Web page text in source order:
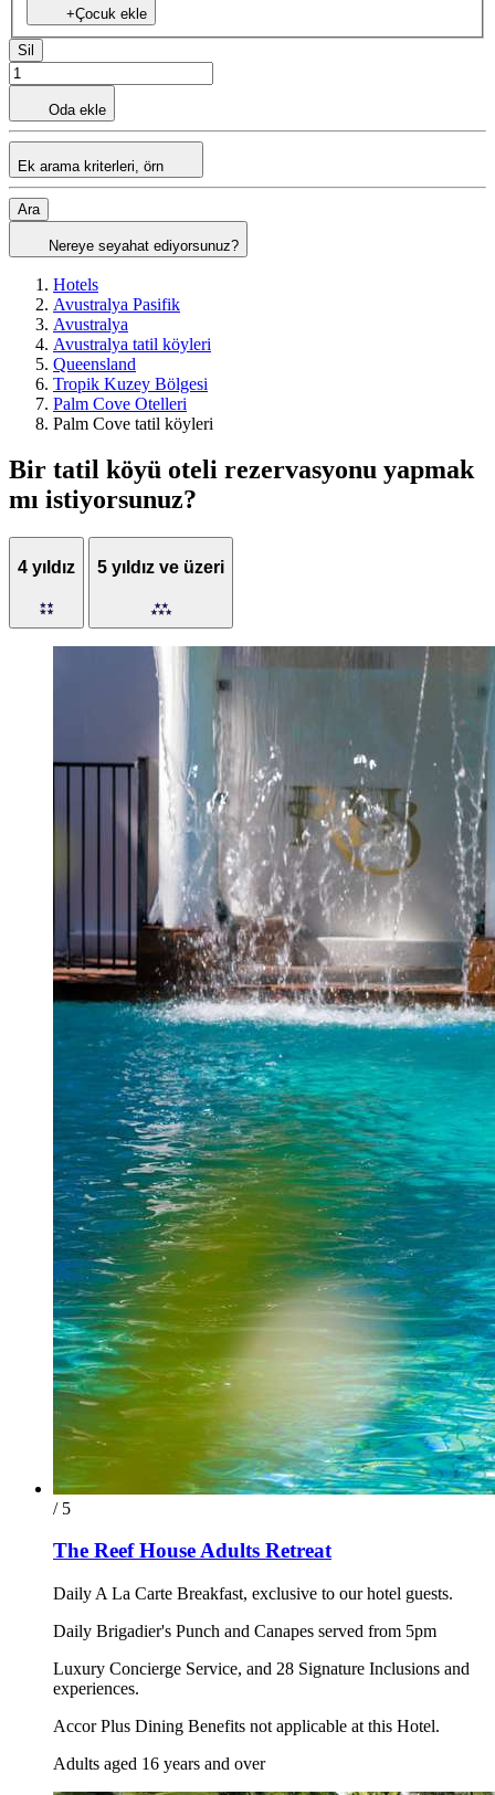
+Çocuk ekle
Sil
Oda ekle
Ek arama kriterleri, örn
Ara
Nereye seyahat ediyorsunuz?
Hotels
Avustralya Pasifik
Avustralya
Avustralya tatil köyleri
Queensland
Tropik Kuzey Bölgesi
Palm Cove Otelleri
Palm Cove tatil köyleri
Bir tatil köyü oteli rezervasyonu yapmak
mı istiyorsunuz?
4 yıldız 5 yıldız ve üzeri
/ 5
The Reef House Adults Retreat
Daily A La Carte Breakfast, exclusive to our hotel guests.
Daily Brigadier's Punch and Canapes served from 5pm
Luxury Concierge Service, and 28 Signature Inclusions and
experiences.
Accor Plus Dining Benefits not applicable at this Hotel.
Adults aged 16 years and over